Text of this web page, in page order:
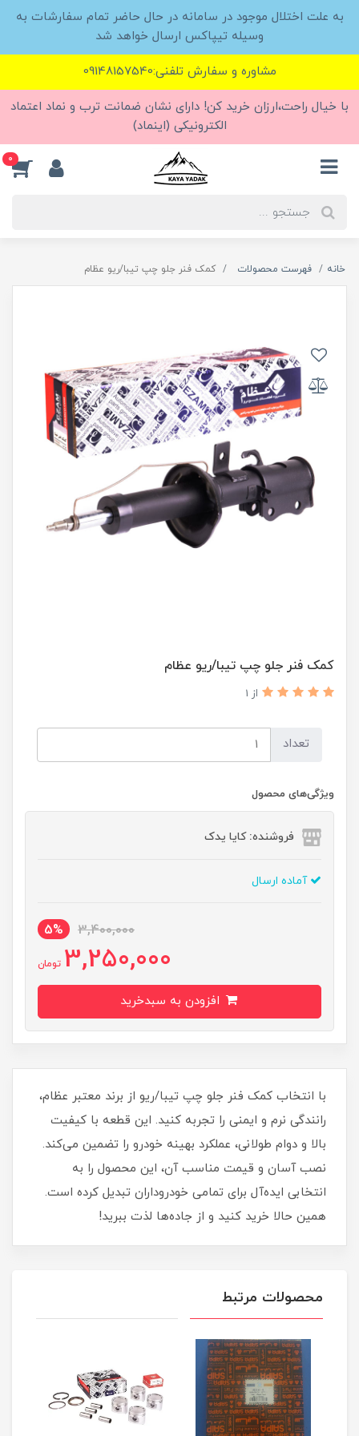
به علت اختلال موجود در سامانه در حال حاضر تمام سفارشات به
وسیله تیپاکس ارسال خواهد شد
مشاوره و سفارش تلفنی:09148157540
با خیال راحت،ارزان خرید کن! دارای نشان ضمانت ترب و نماد اعتماد
الکترونیکی (اینماد)
0
خانه فهرست محصولات کمک فنر جلو چپ تیبا/ریو عظام
کمک فنر جلو چپ تیبا/ریو عظام
از 1
تعداد
ویژگی‌های محصول
فروشنده: کایا یدک
آماده ارسال
3,400,000
5%
3,250,000 تومان
با انتخاب کمک فنر جلو چپ تیبا/ریو از برند معتبر عظام،
رانندگی نرم و ایمنی را تجربه کنید. این قطعه با کیفیت
بالا و دوام طولانی، عملکرد بهینه خودرو را تضمین می‌کند.
نصب آسان و قیمت مناسب آن، این محصول را به
انتخابی ایده‌آل برای تمامی خودرو‌داران تبدیل کرده است.
همین حالا خرید کنید و از جاده‌ها لذت ببرید!
محصولات مرتبط